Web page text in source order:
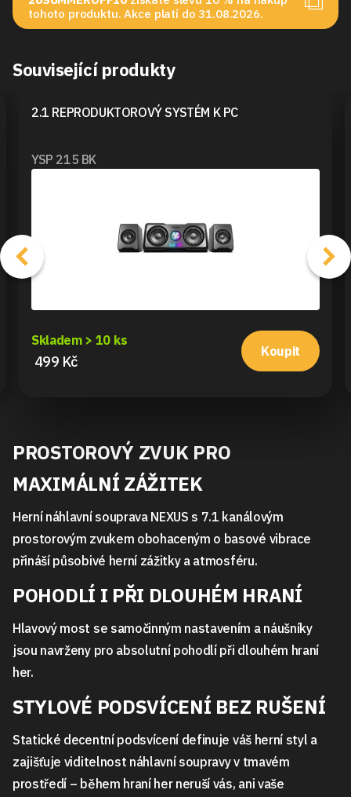
tohoto produktu. Akce platí do 31.08.2026.
Související produkty
2.1 REPRODUKTOROVÝ SYSTÉM K PC
YSP 215 BK
Skladem > 10 ks
499 Kč
Koupit
PROSTOROVÝ ZVUK PRO
MAXIMÁLNÍ ZÁŽITEK
Herní náhlavní souprava NEXUS s 7.1 kanálovým
prostorovým zvukem obohaceným o basové vibrace
přináší působivé herní zážitky a atmosféru.
POHODLÍ I PŘI DLOUHÉM HRANÍ
Hlavový most se samočinným nastavením a náušníky
jsou navrženy pro absolutní pohodlí při dlouhém hraní
her.
STYLOVÉ PODSVÍCENÍ BEZ RUŠENÍ
Statické decentní podsvícení definuje váš herní styl a
zajišťuje viditelnost náhlavní soupravy v tmavém
prostředí – během hraní her neruší vás, ani vaše